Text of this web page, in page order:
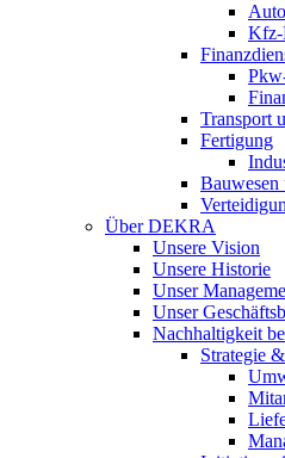
Kfz-
Transport
Fertigung
Über DEKRA
Unsere Vision
Unsere Historie
Unser
Unser
Nachhaltigkeit
Strategie